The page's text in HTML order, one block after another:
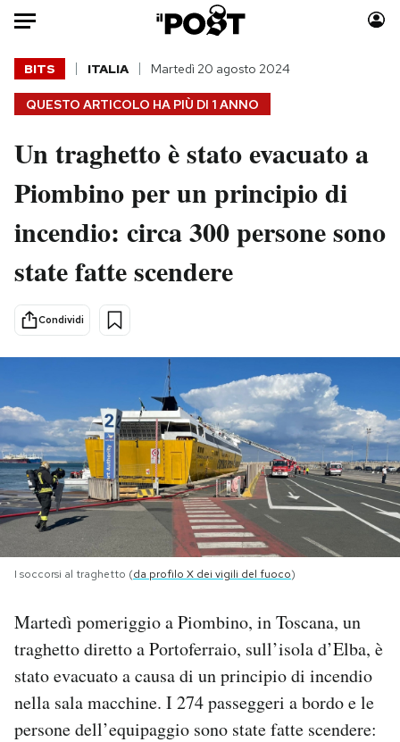
Auto
HOME
Italia
Politica
Tecnologia
Scienza
Cultura
Economia
Sport
Moda
Consumismi
Storie/Idee
Ok Boomer!
Media
Mondiali calcio 2026
PODCAST
NEWSLETTER
I MIEI PREFERITI
SHOP
CALENDARIO
AREA PERSONALE
QUESTO ARTICOLO HA PIÙ DI 1 ANNO
BITS ITALIA Martedì 20 agosto 2024
Un traghetto è stato evacuato a
Piombino per un principio di
incendio: circa 300 persone sono
state fatte scendere
Condividi
I soccorsi al traghetto (da profilo X dei vigili del fuoco)
Martedì pomeriggio a Piombino, in Toscana, un
traghetto diretto a Portoferraio, sull’isola d’Elba, è
stato evacuato a causa di un principio di incendio
nella sala macchine. I 274 passeggeri a bordo e le
persone dell’equipaggio sono state fatte scendere: